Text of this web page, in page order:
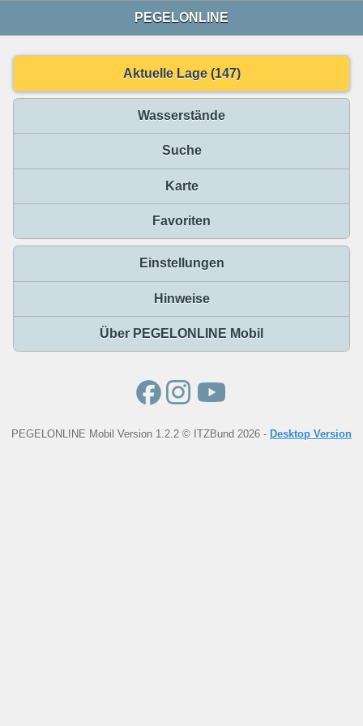
PEGELONLINE
Aktuelle Lage (147)
Wasserstände
Suche
Karte
Favoriten
Einstellungen
Hinweise
Über PEGELONLINE Mobil
PEGELONLINE Mobil Version 1.2.2 © ITZBund 2026 - Desktop Version